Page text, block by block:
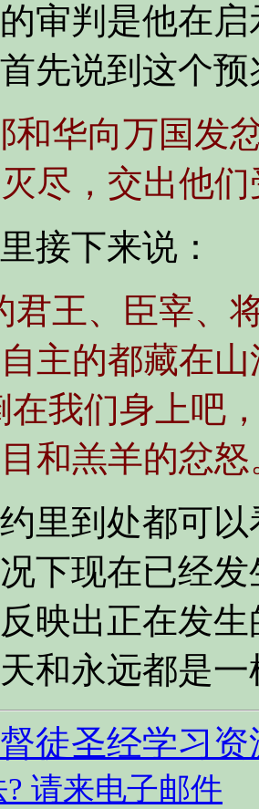
审判是他在
先说到这个预
和华向万国发
尽，交出他们
接下来说：
君王、臣宰、
主的都藏在
在我们身上吧
和羔羊的忿怒
里到处都可
下现在已经
映出正在发
和永远都是一
徒圣经学习资
请来电子邮件